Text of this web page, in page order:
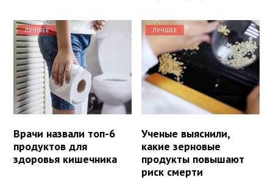
ЛУЧШЕЕ
Врачи назвали топ-6
продуктов для
здоровья кишечника
ЛУЧШЕЕ
Ученые выяснили,
какие зерновые
продукты повышают
риск смерти